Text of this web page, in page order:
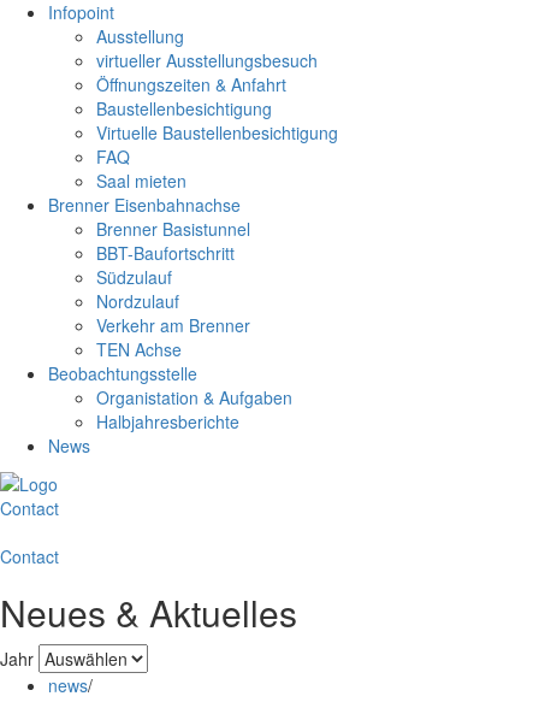
Infopoint
Ausstellung
virtueller Ausstellungsbesuch
Öffnungszeiten & Anfahrt
Baustellenbesichtigung
Virtuelle Baustellenbesichtigung
FAQ
Saal mieten
Brenner Eisenbahnachse
Brenner Basistunnel
BBT-Baufortschritt
Südzulauf
Nordzulauf
Verkehr am Brenner
TEN Achse
Beobachtungsstelle
Organistation & Aufgaben
Halbjahresberichte
News
Contact
Contact
Neues & Aktuelles
Jahr
news/